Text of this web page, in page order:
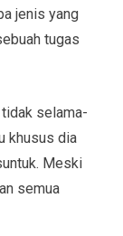
jenis yang
tugas
selama-
khusus dia
Meski
semua